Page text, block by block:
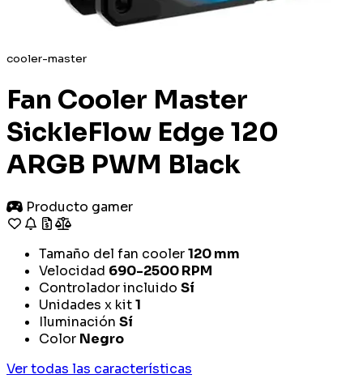
cooler-master
Fan Cooler Master
SickleFlow Edge 120
ARGB PWM Black
Producto gamer
Tamaño del fan cooler120 mm
Velocidad 690-2500 RPM
Controlador incluido Sí
Unidades x kit1
Iluminación Sí
Color Negro
Ver todas las características